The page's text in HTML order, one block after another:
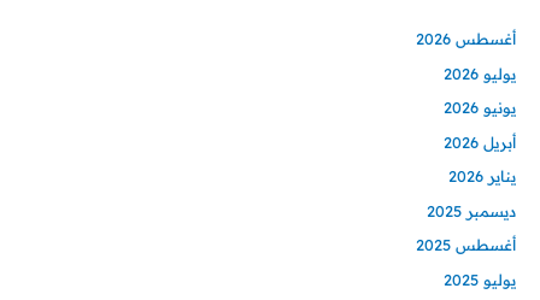
أغسطس 2026
يوليو 2026
يونيو 2026
أبريل 2026
يناير 2026
ديسمبر 2025
أغسطس 2025
يوليو 2025